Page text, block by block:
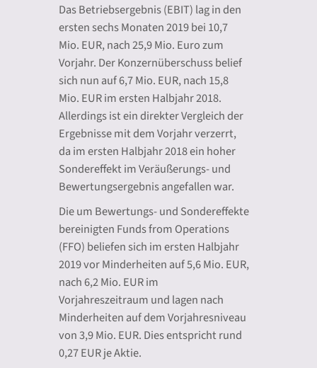
Das Betriebsergebnis (EBIT) lag in den
ersten sechs Monaten 2019 bei 10,7
Mio. EUR, nach 25,9 Mio. Euro zum
Vorjahr. Der Konzernüberschuss belief
sich nun auf 6,7 Mio. EUR, nach 15,8
Mio. EUR im ersten Halbjahr 2018.
Allerdings ist ein direkter Vergleich der
Ergebnisse mit dem Vorjahr verzerrt,
da im ersten Halbjahr 2018 ein hoher
Sondereffekt im Veräußerungs- und
Bewertungsergebnis angefallen war.
Die um Bewertungs- und Sondereffekte
bereinigten Funds from Operations
(FFO) beliefen sich im ersten Halbjahr
2019 vor Minderheiten auf 5,6 Mio. EUR,
nach 6,2 Mio. EUR im
Vorjahreszeitraum und lagen nach
Minderheiten auf dem Vorjahresniveau
von 3,9 Mio. EUR. Dies entspricht rund
0,27 EUR je Aktie.